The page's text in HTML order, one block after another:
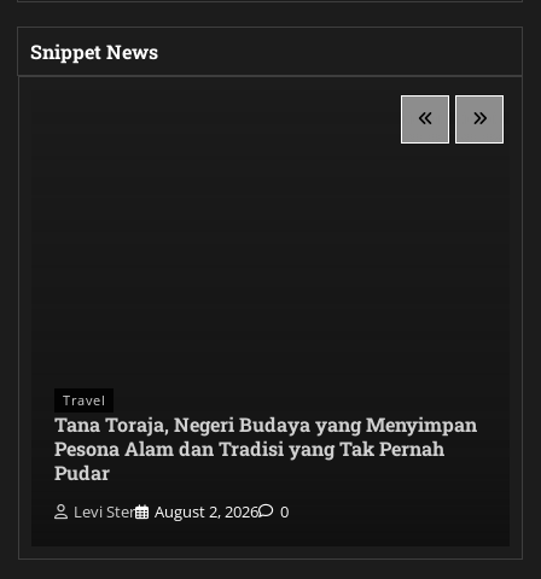
Snippet News
Travel
Tana Toraja, Negeri Budaya yang Menyimpan
Pesona Alam dan Tradisi yang Tak Pernah
Pudar
Levi Ster August 2, 2026 0